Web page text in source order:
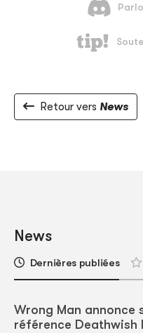
Retour vers News
News
Dernières publiées
Wrong Man annonce
référence Deathwish